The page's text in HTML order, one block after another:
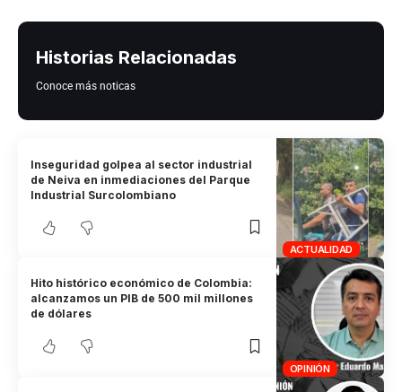
Historias Relacionadas
Conoce más noticas
ACTUALIDAD
Inseguridad golpea al sector industrial
de Neiva en inmediaciones del Parque
Industrial Surcolombiano
OPINIÓN
Hito histórico económico de Colombia:
alcanzamos un PIB de 500 mil millones
de dólares